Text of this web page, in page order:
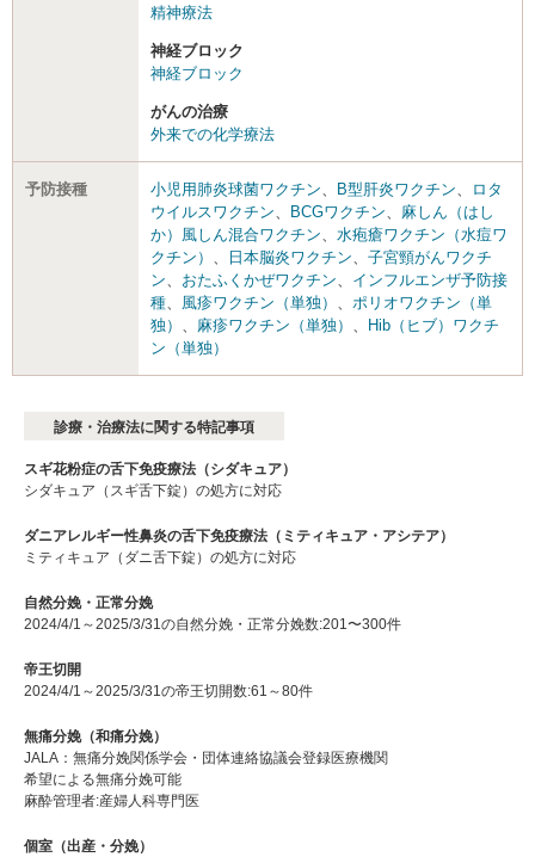
精神療法
神経ブロック
神経ブロック
がんの治療
外来での化学療法
予防接種 小児用肺炎球菌ワクチン B型肝炎ワクチン
ロタ
ウイルスワクチン
BCGワクチン
麻しん（はし
か）風しん混合ワクチン
水疱瘡ワクチン（水痘ワ
クチン）
日本脳炎ワクチン
子宮頸がんワクチ
ン
おたふくかぜワクチン
インフルエンザ予防接
種
風疹ワクチン（単独）
ポリオワクチン（単
独）
麻疹ワクチン（単独）
Hib（ヒブ）ワクチ
ン（単独）
診療・治療法に関する特記事項
スギ花粉症の舌下免疫療法（シダキュア）
シダキュア（スギ舌下錠）の処方に対応
ダニアレルギー性鼻炎の舌下免疫療法（ミティキュア・アシテア）
ミティキュア（ダニ舌下錠）の処方に対応
自然分娩・正常分娩
2024/4/1～2025/3/31の自然分娩・正常分娩数:201〜300件
帝王切開
2024/4/1～2025/3/31の帝王切開数:61～80件
無痛分娩（和痛分娩）
JALA：無痛分娩関係学会・団体連絡協議会登録医療機関
希望による無痛分娩可能
麻酔管理者:産婦人科専門医
個室（出産・分娩）